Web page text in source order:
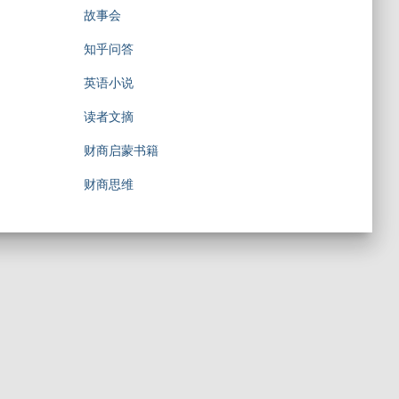
故事会
知乎问答
英语小说
读者文摘
财商启蒙书籍
财商思维